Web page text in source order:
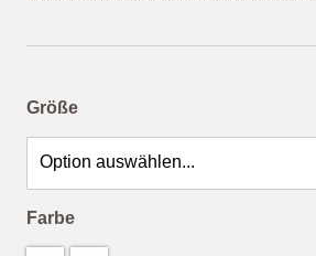
ab
Größe
Farbe